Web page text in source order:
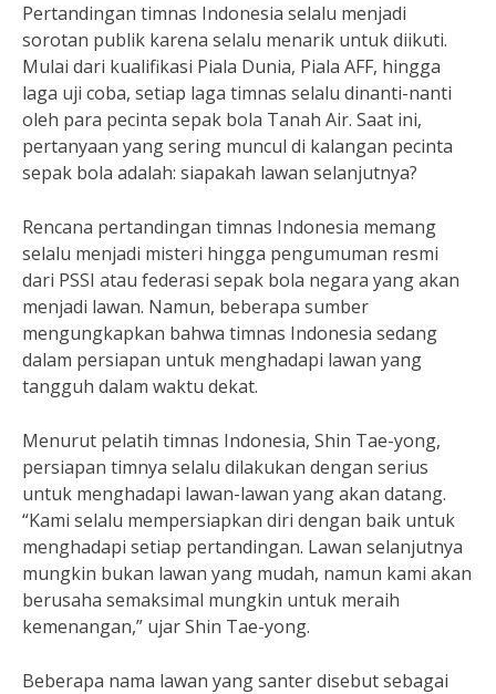
Pertandingan timnas Indonesia selalu menjadi
sorotan publik karena selalu menarik untuk diikuti.
Mulai dari kualifikasi Piala Dunia, Piala AFF, hingga
laga uji coba, setiap laga timnas selalu dinanti-nanti
oleh para pecinta sepak bola Tanah Air. Saat ini,
pertanyaan yang sering muncul di kalangan pecinta
sepak bola adalah: siapakah lawan selanjutnya?
Rencana pertandingan timnas Indonesia memang
selalu menjadi misteri hingga pengumuman resmi
dari PSSI atau federasi sepak bola negara yang akan
menjadi lawan. Namun, beberapa sumber
mengungkapkan bahwa timnas Indonesia sedang
dalam persiapan untuk menghadapi lawan yang
tangguh dalam waktu dekat.
Menurut pelatih timnas Indonesia, Shin Tae-yong,
persiapan timnya selalu dilakukan dengan serius
untuk menghadapi lawan-lawan yang akan datang.
“Kami selalu mempersiapkan diri dengan baik untuk
menghadapi setiap pertandingan. Lawan selanjutnya
mungkin bukan lawan yang mudah, namun kami akan
berusaha semaksimal mungkin untuk meraih
kemenangan,” ujar Shin Tae-yong.
Beberapa nama lawan yang santer disebut sebagai